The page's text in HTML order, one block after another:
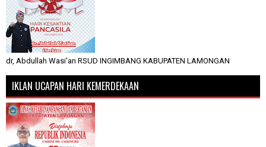
dr, Abdullah Wasi'an RSUD INGIMBANG KABUPATEN LAMONGAN
IKLAN UCAPAN HARI KEMERDEKAAN